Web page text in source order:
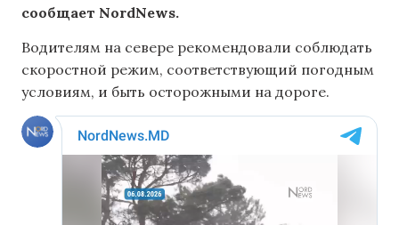
сообщает NordNews.
Водителям на севере рекомендовали соблюдать
скоростной режим, соответствующий погодным
условиям, и быть осторожными на дороге.